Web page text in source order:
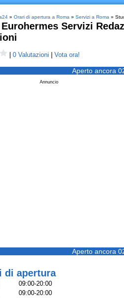
» Orari di apertura a Roma » Servizi a Roma »
Servizi
0 Valutazioni Vota ora!
Aperto ancora
Annuncio
Aperto ancora
di apertura
09:00-20:00
09:00-20:00